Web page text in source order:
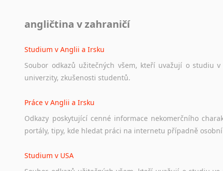
Ať už se jedná o česká diskusní
angličtina v zahraničí
Studium v Anglii a Irsku
Soubor odkazů užitečných všem, kteří uvažují o studiu v
univerzity, zkušenosti studentů.
Práce v Anglii a Irsku
Odkazy poskytující cenné informace nekomerčního
portály, tipy, kde hledat práci na internetu případně osobní
Studium v USA